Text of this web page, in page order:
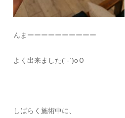
んまーーーーーーーーーー
よく出来ました(´-`)oＯ
しばらく施術中に、